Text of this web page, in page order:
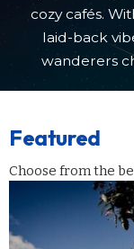
cozy cafés.
laid-back
wanderers
Featured
Choose from the